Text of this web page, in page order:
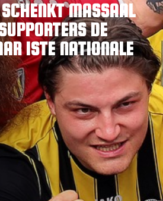
MASSAAL
DE
1STE NATIONALE